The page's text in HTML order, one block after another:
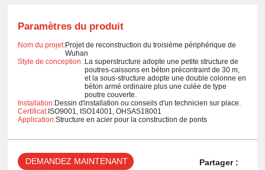
Paramètres du produit
Nom du projet:Projet de reconstruction du troisième périphérique de
Wuhan
Style de conception :La superstructure adopte une petite structure de
poutres-caissons en béton précontraint de 30 m,
et la sous-structure adopte une double colonne en
béton armé ordinaire plus une culée de type
poutre couverte.
Installation:Dessin d'installation ou conseils d'un technicien sur place.
Certificat:ISO9001, ISO14001, OHSAS18001
Application:Structure en acier pour la construction de ponts
DEMANDEZ MAINTENANT Partager :